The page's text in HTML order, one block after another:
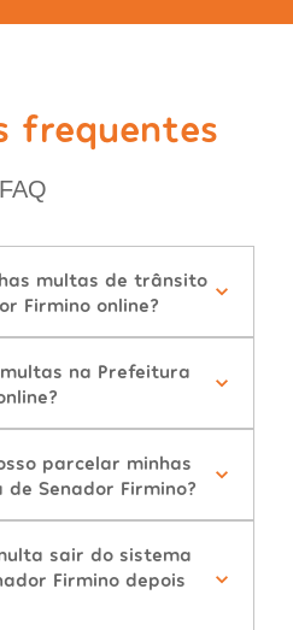
frequentes
FAQ
multas de trânsito
Firmino online?
na Prefeitura
parcelar minhas
Senador Firmino?
sair do sistema
Firmino depois